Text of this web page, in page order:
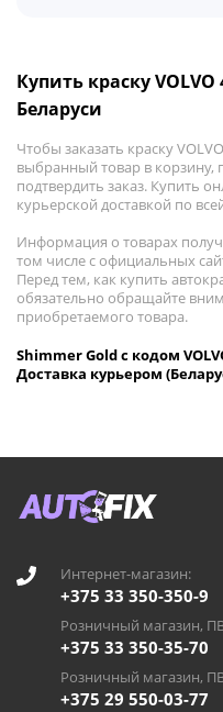
Купить краску
Беларуси
Чтобы заказать краску
выбранный товар в корзину,
подтвердить заказ. Купить
курьерской доставкой по
Информация о товарах
том числе с официальных
Перед тем, как купить
обязательно обращайте
приобретаемого товара.
Shimmer Gold с кодом
Доставка курьером
Интернет-магазин:
+375 33 350-350-9
Розничный магазин,
+375 33 350-35-70
Розничный магазин,
+375 29 550-03-77